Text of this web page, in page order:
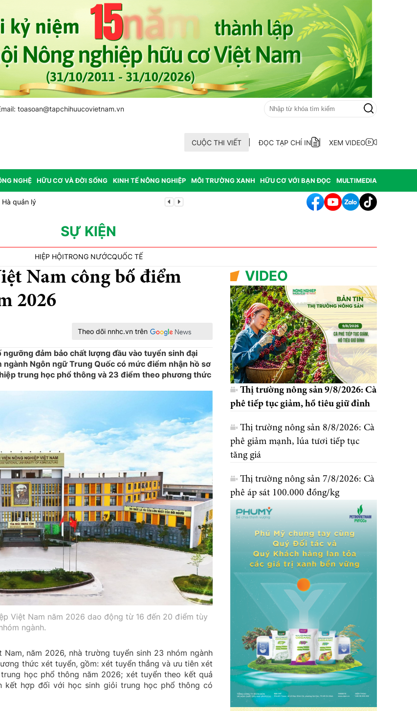
toasoan@tapchihuucovietnam.vn
CUỘC THI VIẾT ĐỌC TẠP CHÍ IN XEM VIDEO
NGHỆ HỮU CƠ VÀ ĐỜI SỐNG KINH TẾ NÔNG NGHIỆP MÔI TRƯỜNG XANH HỮU CƠ VỚI BẠN ĐỌC MULTIMEDIA
quản lý Mùa xanh trên cánh đồng Mường Than
SỰ KIỆN
HIỆP HỘITRONG NƯỚCQUỐC TẾ
Nam công bố điểm
2026
Theo dõi nnhc.vn trên
đảm bảo chất lượng đầu vào tuyển sinh đại
Ngôn ngữ Trung Quốc có mức điểm nhận hồ sơ
trung học phổ thông và 23 điểm theo phương thức
Việt Nam năm 2026 dao động từ 16 đến 20 điểm tùy
ngành.
năm 2026, nhà trường tuyển sinh 23 nhóm ngành
thức xét tuyển, gồm: xét tuyển thẳng và ưu tiên xét
học phổ thông năm 2026; xét tuyển theo kết quả
kết hợp đối với học sinh giỏi trung học phổ thông có
VIDEO
Thị trường nông sản 9/8/2026: Cà
phê tiếp tục giảm, hồ tiêu giữ đỉnh
Thị trường nông sản 8/8/2026: Cà
phê giảm mạnh, lúa tươi tiếp tục
tăng giá
Thị trường nông sản 7/8/2026: Cà
phê áp sát 100.000 đồng/kg